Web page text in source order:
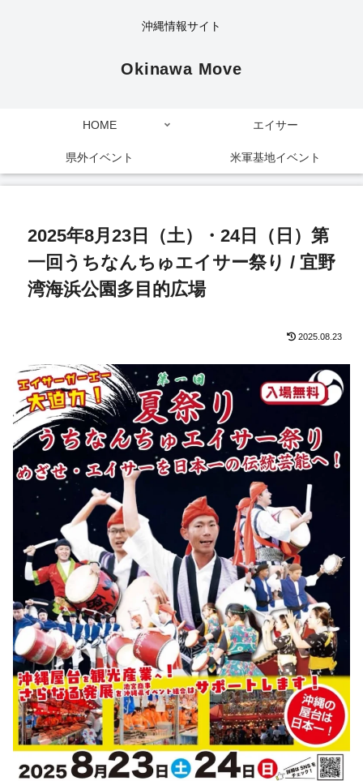
沖縄情報サイト
Okinawa Move
HOME エイサー
県外イベント 米軍基地イベント
2025年8月23日（土）・24日（日）第
一回うちなんちゅエイサー祭り / 宜野
湾海浜公園多目的広場
2025.08.23